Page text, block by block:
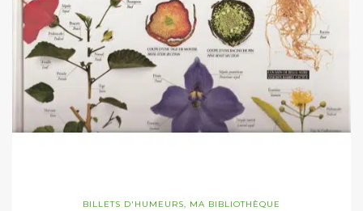
BILLETS D'HUMEURS, MA BIBLIOTHÈQUE